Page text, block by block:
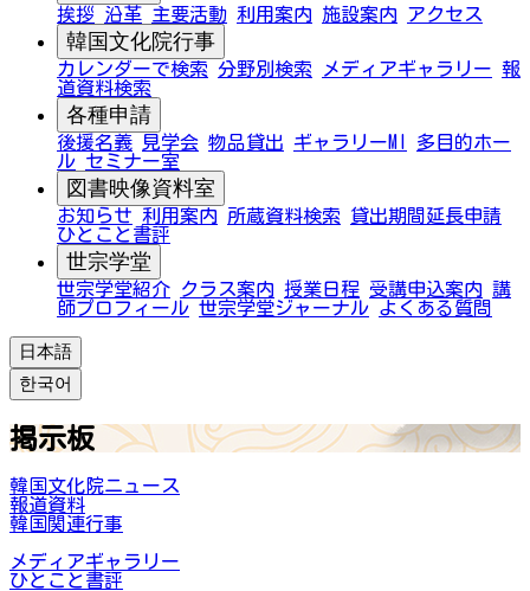
挨拶 沿革 主要活動 利用案内 施設案内 アクセス
韓国文化院行事
カレンダーで検索 分野別検索 メディアギャラリー 報
道資料検索
各種申請
後援名義 見学会 物品貸出 ギャラリーMI
多目的ホー
ル セミナー室
図書映像資料室
お知らせ 利用案内 所蔵資料検索
貸出期間延長申請
ひとこと書評
世宗学堂
世宗学堂紹介 クラス案内 授業日程 受講申込案内 講
師プロフィール 世宗学堂ジャーナル よくある質問
日本語
한국어
掲示板
韓国文化院ニュース
報道資料
韓国関連行事
メディアギャラリー
ひとこと書評